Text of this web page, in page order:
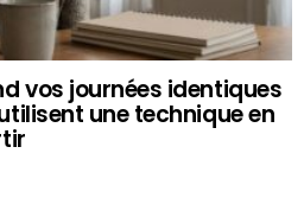
vos journées identiques
une technique en